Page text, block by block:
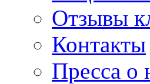
Отзывы
Контакты
Пресса о